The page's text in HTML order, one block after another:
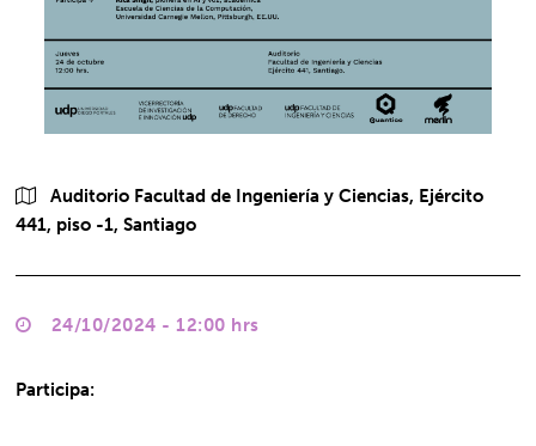
Auditorio Facultad de Ingeniería y Ciencias, Ejército
441, piso -1, Santiago
24/10/2024 - 12:00 hrs
Participa: